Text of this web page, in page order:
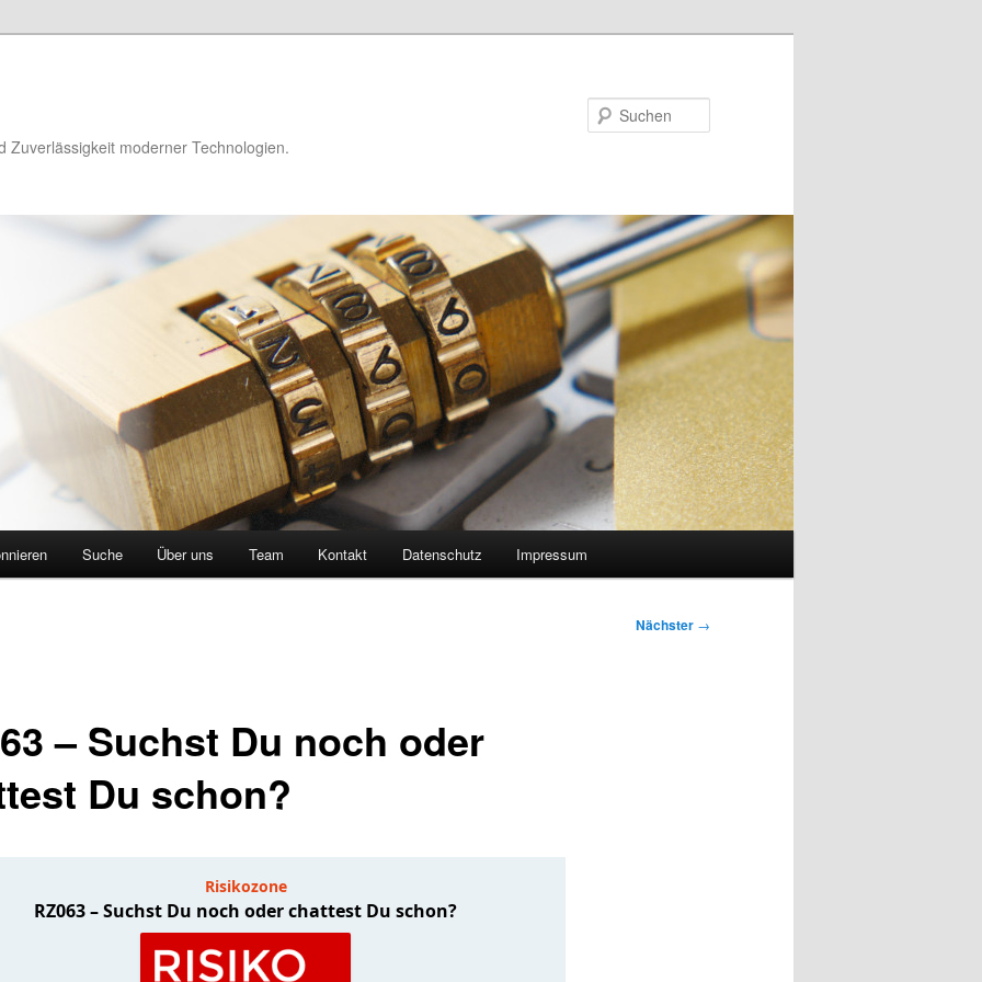
Zuverlässigkeit moderner Technologien.
Suche Über uns Team Kontakt Datenschutz Impressum
Nächster →
– Suchst Du noch oder
Du schon?